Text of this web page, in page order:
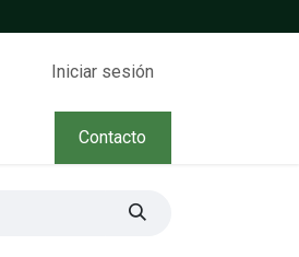
Iniciar sesión
Contacto